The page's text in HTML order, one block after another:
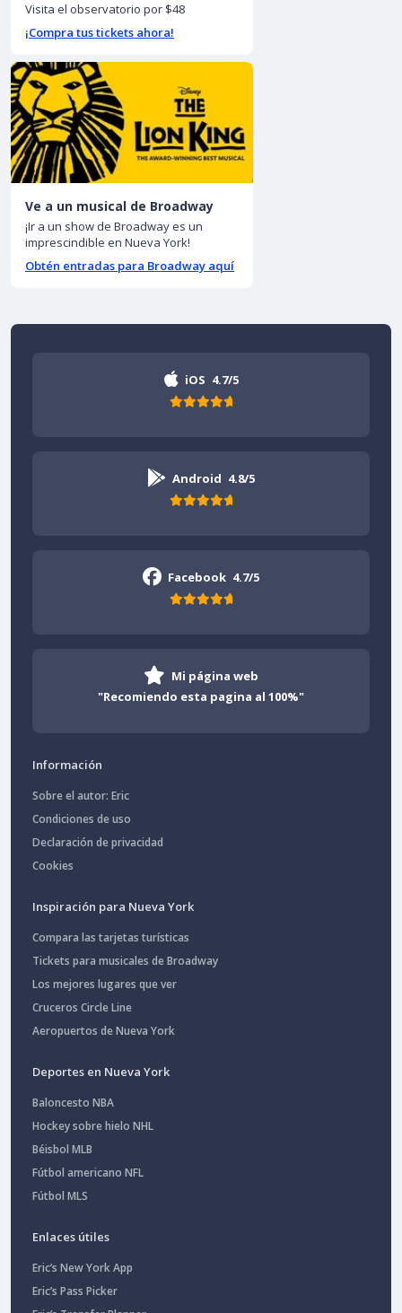
Visita el observatorio por $48
¡Compra tus tickets ahora!
Ve a un musical de Broadway
¡Ir a un show de Broadway es un
imprescindible en Nueva York!
Obtén entradas para Broadway aquí
iOS 4.7/5
Android 4.8/5
Facebook 4.7/5
Mi página web
"Recomiendo esta pagina al 100%"
Información
Sobre el autor: Eric
Condiciones de uso
Declaración de privacidad
Cookies
Inspiración para Nueva York
Compara las tarjetas turísticas
Tickets para musicales de Broadway
Los mejores lugares que ver
Cruceros Circle Line
Aeropuertos de Nueva York
Deportes en Nueva York
Baloncesto NBA
Hockey sobre hielo NHL
Béisbol MLB
Fútbol americano NFL
Fútbol MLS
Enlaces útiles
Eric’s New York App
Eric’s Pass Picker